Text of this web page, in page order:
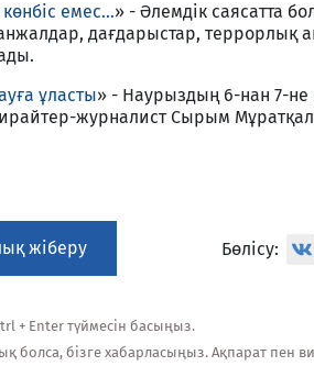
көнбіс емес…» - Әлемдік саясатта
дағдарыстар, террорлық
ұласты» - Наурыздың 6-нан 7-не
журналист Сырым
жіберу Бөлісу:
+ Enter түймесін басыңыз.
болса, бізге хабарласыңыз. Ақпарат пен